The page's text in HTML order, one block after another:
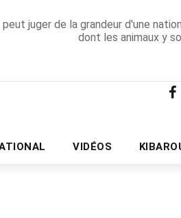
peut juger de la grandeur d'une
dont les animaux y
VIDÉOS